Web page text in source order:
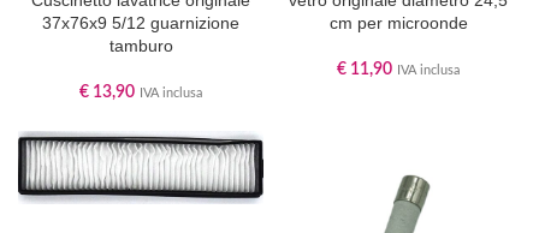
37x76x9 5/12 guarnizione
tamburo
€ 13,90 IVA inclusa
cm per microonde
€ 11,90 IVA inclusa